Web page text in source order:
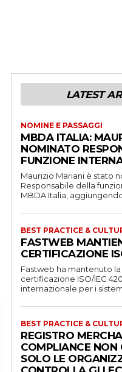
LATEST
NOMINE E PASSAGGI
MBDA ITALIA:
NOMINATO
FUNZIONE
Maurizio Mariani è stato
Responsabile della
MBDA Italia,
BEST PRACTICE &
FASTWEB
CERTIFICAZIONE
Fastweb ha mantenuto la
certificazione ISO/IEC
internazionale per i
BEST PRACTICE &
REGISTRO
COMPLIANCE NON
SOLO LE